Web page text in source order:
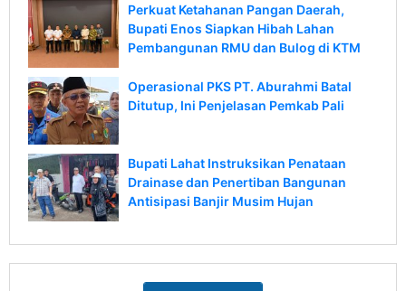
Perkuat Ketahanan Pangan Daerah,
Bupati Enos Siapkan Hibah Lahan
Pembangunan RMU dan Bulog di KTM
Operasional PKS PT. Aburahmi Batal
Ditutup, Ini Penjelasan Pemkab Pali
Bupati Lahat Instruksikan Penataan
Drainase dan Penertiban Bangunan
Antisipasi Banjir Musim Hujan